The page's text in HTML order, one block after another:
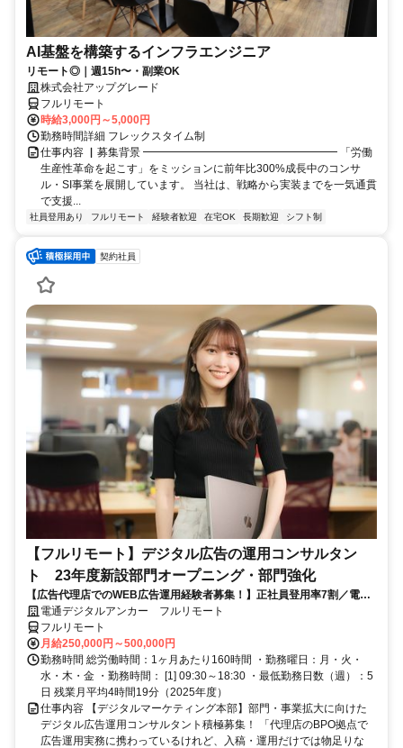
AI基盤を構築するインフラエンジニア
リモート◎｜週15h〜・副業OK
株式会社アップグレード
フルリモート
時給3,000円～5,000円
勤務時間詳細 フレックスタイム制
仕事内容 ▏募集背景 ━━━━━━━━━━━━━━━━━━ 「労働
生産性革命を起こす」をミッションに前年比300%成長中のコンサ
ル・SI事業を展開しています。 当社は、戦略から実装までを一気通貫
で支援...
社員登用あり フルリモート 経験者歓迎 在宅OK 長期歓迎 シフト制
契約社員
【フルリモート】デジタル広告の運用コンサルタン
ト 23年度新設部門オープニング・部門強化
【広告代理店でのWEB広告運用経験者募集！】正社員登用率7割／電通
G／全国×完全在宅／年休126日・土日祝休み／残業月平均4時間19分
電通デジタルアンカー フルリモート
フルリモート
月給250,000円～500,000円
勤務時間 総労働時間：1ヶ月あたり160時間 ・勤務曜日：月・火・
水・木・金 ・勤務時間： [1] 09:30～18:30 ・最低勤務日数（週）：5
日 残業月平均4時間19分（2025年度）
仕事内容 【デジタルマーケティング本部】部門・事業拡大に向けた
デジタル広告運用コンサルタント積極募集！ 「代理店のBPO拠点で
広告運用実務に携わっているけれど、入稿・運用だけでは物足りな